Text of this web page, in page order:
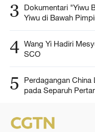
3
Dokumentari "Yiwu
Yiwu di Bawah
4 Wang Yi Hadiri
SCO
5
Perdagangan
pada Separuh